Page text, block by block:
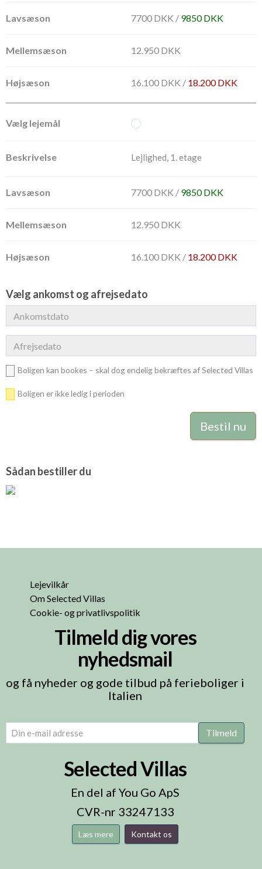
7700 DKK / 9850 DKK
12.950 DKK
16.100 DKK / 18.200 DKK
Lejlighed, 1. etage
7700 DKK / 9850 DKK
12.950 DKK
16.100 DKK / 18.200 DKK
Vælg ankomst og afrejsedato
Boligen kan bookes – skal dog endelig bekræftes af Selected Villas
Boligen er ikke ledig i perioden
Sådan bestiller du
Lejevilkår
Om Selected Villas
Cookie- og privatlivspolitik
Tilmeld dig vores
nyhedsmail
og få nyheder og gode tilbud på ferieboliger i
Italien
email (Påkrævet) Tilmeld
Selected Villas
En del af You Go ApS
CVR-nr 33247133
Læs mere Kontakt os